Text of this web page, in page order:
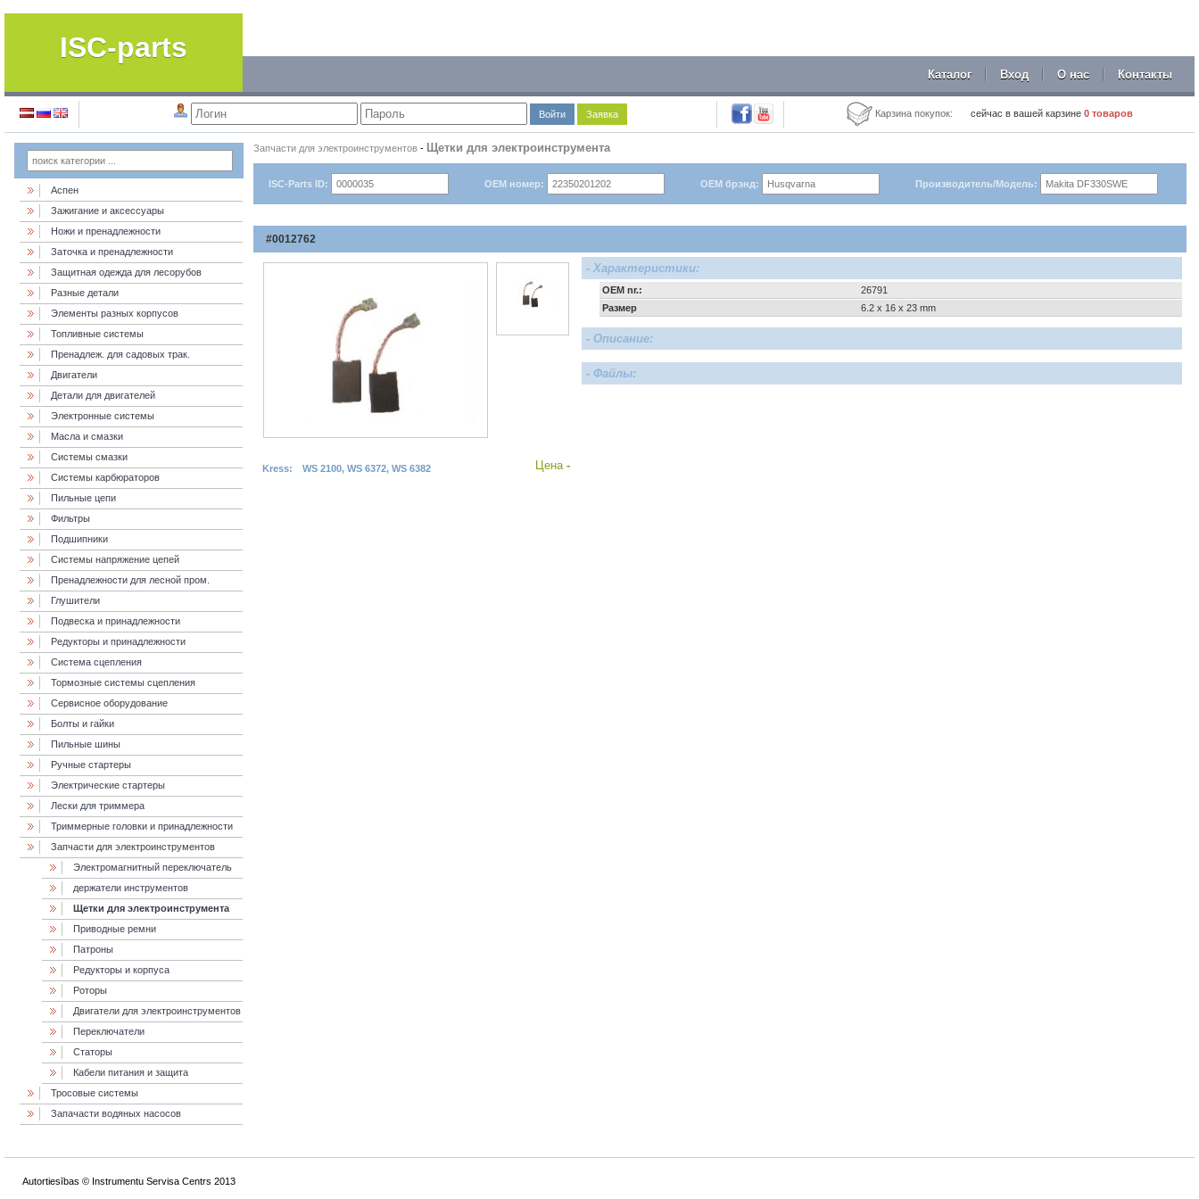
ISC-parts
Каталог Вход О нас Контакты
Войти Заявка Карзина покупок: сейчас в вашей карзине 0 товаров
Аспен
Зажигание и аксессуары
Ножи и пренадлежности
Заточка и пренадлежности
Защитная одежда для лесорубов
Разные детали
Элементы разных корпусов
Топливные системы
Пренадлеж. для садовых трак.
Двигатели
Детали для двигателей
Электронные системы
Масла и смазки
Cистемы смазки
Системы карбюраторов
Пильные цепи
Фильтры
Подшипники
Системы напряжение цепей
Пренадлежности для лесной пром.
Глушители
Подвеска и принадлежности
Редукторы и принадлежности
Система сцепления
Тормозные системы сцепления
Сервисное оборудование
Болты и гайки
Пильные шины
Ручные стартеры
Электрические стартеры
Лески для триммера
Триммерные головки и принадлежности
Запчасти для электроинструментов
Электромагнитный переключатель
держатели инструментов
Щетки для электроинструмента
Приводные ремни
Патроны
Редукторы и корпуса
Роторы
Двигатели для электроинструментов
Переключатели
Статоры
Кабели питания и защита
Тросовые системы
Запачасти водяных насосов
Запчасти для электроинструментов - Щетки для электроинструмента
ISC-Parts ID: OEM номер: OEM брэнд: Производитель/Модель:
#0012762
Kress: WS 2100, WS 6372, WS 6382 Цена -
- Характеристики:
OEM nr.:
26791
Размер
6.2 x 16 x 23 mm
- Описание:
- Файлы:
Autortiesības © Instrumentu Servisa Centrs 2013